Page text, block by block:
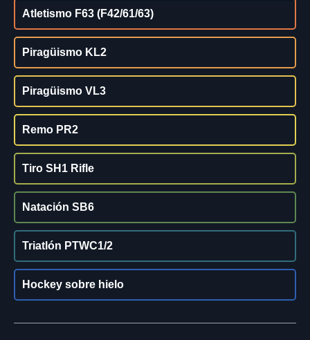
Atletismo F63 (F42/61/63)
Piragüismo KL2
Piragüismo VL3
Remo PR2
Tiro SH1 Rifle
Natación SB6
Triatlón PTWC1/2
Hockey sobre hielo